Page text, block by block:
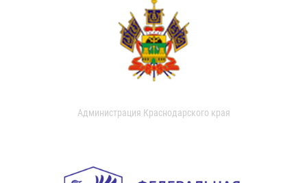
Администрация Краснодарского края